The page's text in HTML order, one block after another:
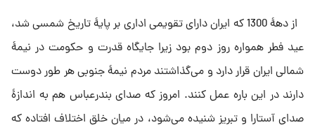
از دهۀ 1300 که ایران داراى تقویمی ادارى بر پایۀ تاریخ شمسی شد،
عید فطر همواره روز دوم بود زیرا جایگاه قدرت و حکومت در نیمۀ
شمالى ایران قرار دارد و مى‌گذاشتند مردم نیمۀ جنوبى هر طور دوست
دارند در این باره عمل کنند. امروز که صداى بندرعباس هم به اندازۀ
صداى آستارا و تبریز شنیده مى‌شود، در میان خلق اختلاف افتاده که